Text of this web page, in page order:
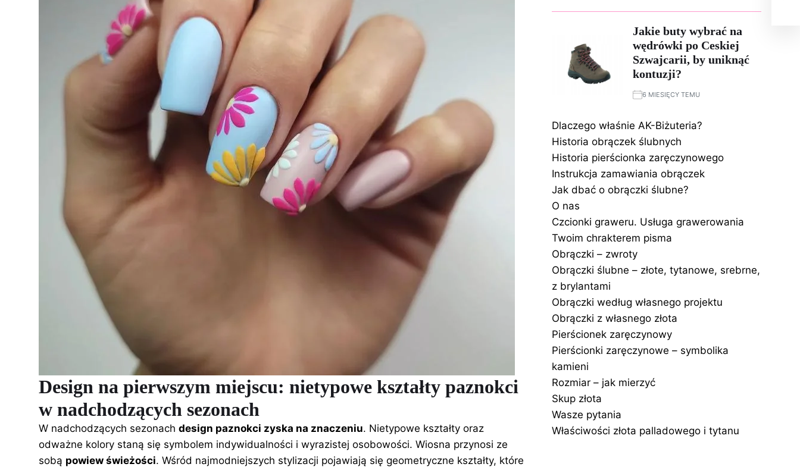
Design na pierwszym miejscu: nietypowe kształty paznokci
w nadchodzących sezonach
W nadchodzących sezonach design paznokci zyska na znaczeniu. Nietypowe kształty oraz
odważne kolory staną się symbolem indywidualności i wyrazistej osobowości. Wiosna przynosi ze
sobą powiew świeżości. Wśród najmodniejszych stylizacji pojawiają się geometryczne kształty, które
Jakie buty wybrać na
wędrówki po Ceskiej
Szwajcarii, by uniknąć
kontuzji?
6 MIESIĘCY TEMU
Dlaczego właśnie AK-Biżuteria?
Historia obrączek ślubnych
Historia pierścionka zaręczynowego
Instrukcja zamawiania obrączek
Jak dbać o obrączki ślubne?
O nas
Czcionki graweru. Usługa grawerowania
Twoim chrakterem pisma
Obrączki – zwroty
Obrączki ślubne – złote, tytanowe, srebrne,
z brylantami
Obrączki według własnego projektu
Obrączki z własnego złota
Pierścionek zaręczynowy
Pierścionki zaręczynowe – symbolika
kamieni
Rozmiar – jak mierzyć
Skup złota
Wasze pytania
Właściwości złota palladowego i tytanu